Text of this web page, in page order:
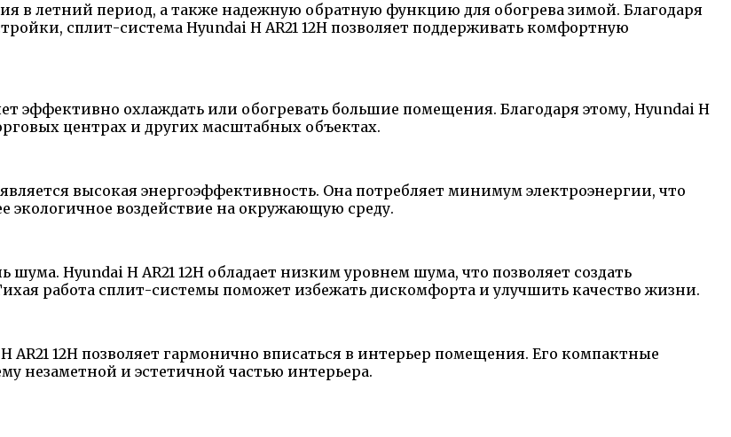
в летний период, а также надежную обратную функцию для обогрева зимой. Благодаря
сплит-система Hyundai H AR21 12H позволяет поддерживать комфортную
эффективно охлаждать или обогревать большие помещения. Благодаря этому, Hyundai H
центрах и других масштабных объектах.
высокая энергоэффективность. Она потребляет минимум электроэнергии, что
экологичное воздействие на окружающую среду.
Hyundai H AR21 12H обладает низким уровнем шума, что позволяет создать
работа сплит-системы поможет избежать дискомфорта и улучшить качество жизни.
12H позволяет гармонично вписаться в интерьер помещения. Его компактные
незаметной и эстетичной частью интерьера.